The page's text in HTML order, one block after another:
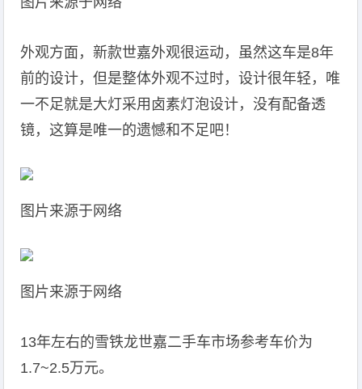
外观方面，新款世嘉外观很运动，虽然这车是8年
前的设计，但是整体外观不过时，设计很年轻，唯
一不足就是大灯采用卤素灯泡设计，没有配备透
镜，这算是唯一的遗憾和不足吧！
图片来源于网络
图片来源于网络
13年左右的雪铁龙世嘉二手车市场参考车价为
1.7~2.5万元。